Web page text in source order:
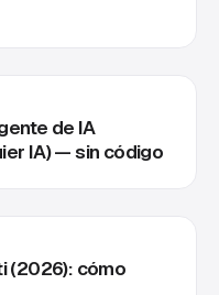
de IA
IA) — sin código
(2026): cómo